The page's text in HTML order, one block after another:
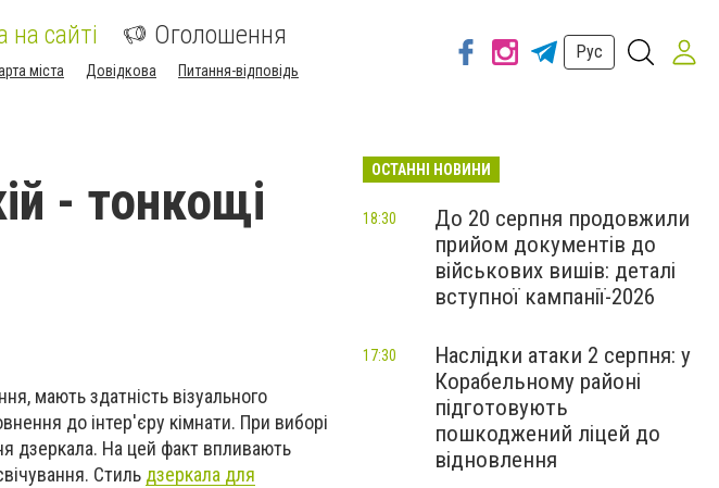
сайті Оголошення
міста Довідкова Питання-відповідь
Рус
- тонкощі
мають здатність візуального
до інтер'єру кімнати. При виборі
дзеркала. На цей факт впливають
Стиль дзеркала для
ОСТАННІ НОВИНИ
До 20 серпня продовжили
прийом документів до
військових вишів: деталі
вступної кампанії-2026
18:30
Наслідки атаки 2 серпня: у
Корабельному районі
підготовують
пошкоджений ліцей до
відновлення
17:30